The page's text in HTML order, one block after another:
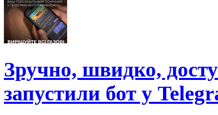
Зручно, швидко,
запустили бот у